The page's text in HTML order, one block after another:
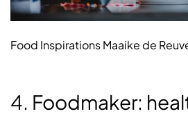
Food Inspirations Maaike de
4. Foodmaker: